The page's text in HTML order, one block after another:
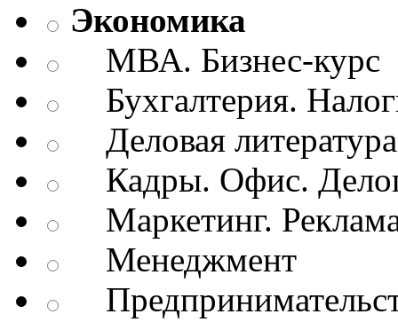
Экономика
МВА. Бизнес-курс
Бухгалтерия.
Деловая
Кадры. Офис.
Маркетинг.
Менеджмент